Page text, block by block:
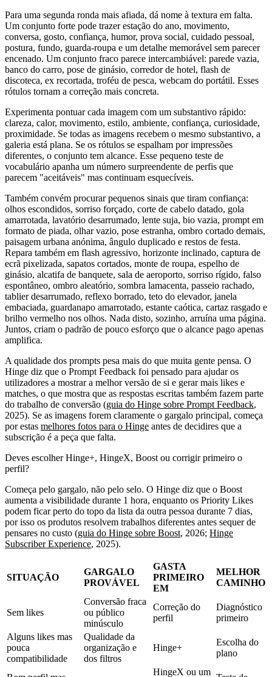
Para uma segunda ronda mais afiada, dá nome à textura em falta.
Um conjunto forte pode trazer estação do ano, movimento,
conversa, gosto, confiança, humor, prova social, cuidado pessoal,
postura, fundo, guarda-roupa e um detalhe memorável sem parecer
encenado. Um conjunto fraco parece intercambiável: parede vazia,
banco do carro, pose de ginásio, corredor de hotel, flash de
discoteca, ex recortada, troféu de pesca, webcam do portátil. Esses
rótulos tornam a correção mais concreta.
Experimenta pontuar cada imagem com um substantivo rápido:
clareza, calor, movimento, estilo, ambiente, confiança, curiosidade,
proximidade. Se todas as imagens recebem o mesmo substantivo, a
galeria está plana. Se os rótulos se espalham por impressões
diferentes, o conjunto tem alcance. Esse pequeno teste de
vocabulário apanha um número surpreendente de perfis que
parecem "aceitáveis" mas continuam esquecíveis.
Também convém procurar pequenos sinais que tiram confiança:
olhos escondidos, sorriso forçado, corte de cabelo datado, gola
amarrotada, lavatório desarrumado, lente suja, bio vazia, prompt em
formato de piada, olhar vazio, pose estranha, ombro cortado demais,
paisagem urbana anónima, ângulo duplicado e restos de festa.
Repara também em flash agressivo, horizonte inclinado, captura de
ecrã pixelizada, sapatos cortados, monte de roupa, espelho de
ginásio, alcatifa de banquete, sala de aeroporto, sorriso rígido, falso
espontâneo, ombro aleatório, sombra lamacenta, passeio rachado,
tablier desarrumado, reflexo borrado, teto do elevador, janela
embaciada, guardanapo amarrotado, estante caótica, cartaz rasgado e
brilho vermelho nos olhos. Nada disto, sozinho, arruína uma página.
Juntos, criam o padrão de pouco esforço que o alcance pago apenas
amplifica.
A qualidade dos prompts pesa mais do que muita gente pensa. O
Hinge diz que o Prompt Feedback foi pensado para ajudar os
utilizadores a mostrar a melhor versão de si e gerar mais likes e
matches, o que mostra que as respostas escritas também fazem parte
do trabalho de conversão (guia do Hinge sobre Prompt Feedback,
2025). Se as imagens forem claramente o gargalo principal, começa
por estas melhores fotos para o Hinge antes de decidires que a
subscrição é a peça que falta.
Deves escolher Hinge+, HingeX, Boost ou corrigir primeiro o
perfil?
Começa pelo gargalo, não pelo selo. O Hinge diz que o Boost
aumenta a visibilidade durante 1 hora, enquanto os Priority Likes
podem ficar perto do topo da lista da outra pessoa durante 7 dias,
por isso os produtos resolvem trabalhos diferentes antes sequer de
pensares no custo (guia do Hinge sobre Boost, 2026; Hinge
Subscriber Experience, 2025).
SITUAÇÃO
GARGALO
PROVÁVEL
GASTA
PRIMEIRO
EM
MELHOR
CAMINHO
Sem likes
Conversão fraca
ou público
minúsculo
Correção do
perfil
Diagnóstico
primeiro
Alguns likes mas
pouca
compatibilidade
Qualidade da
organização e
dos filtros
Hinge+
Escolha do
plano
HingeX ou um